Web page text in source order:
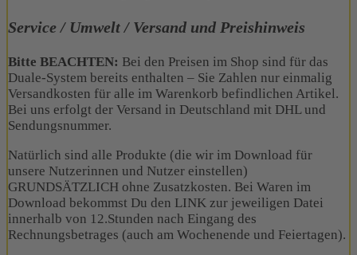
Service / Umwelt / Versand und Preishinweis
Bitte BEACHTEN: Bei den Preisen im Shop sind für das
Duale-System bereits enthalten – Sie Zahlen nur einmalig
Versandkosten für alle im Warenkorb befindlichen Artikel.
Bei uns erfolgt der Versand in Deutschland mit DHL und
Sendungsnummer.
Natürlich sind alle Produkte (die wir im Download für
unsere Nutzerinnen und Nutzer einstellen)
GRUNDSÄTZLICH ohne Zusatzkosten. Bei Waren im
Download bekommst Du den LINK zur jeweiligen Datei
innerhalb von 12.Stunden nach Eingang des
Rechnungsbetrages (auch am Wochenende und Feiertagen).